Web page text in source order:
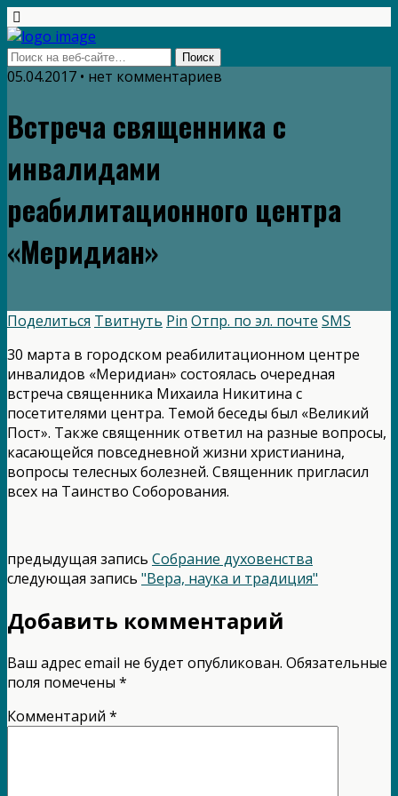
05.04.2017 • нет комментариев
Встреча священника с
инвалидами
реабилитационного центра
«Меридиан»
Поделиться Твитнуть Pin Отпр. по эл. почте SMS
30 марта в городском реабилитационном центре
инвалидов «Меридиан» состоялась очередная
встреча священника Михаила Никитина с
посетителями центра. Темой беседы был «Великий
Пост». Также священник ответил на разные вопросы,
касающейся повседневной жизни христианина,
вопросы телесных болезней. Священник пригласил
всех на Таинство Соборования.
предыдущая запись Собрание духовенства
следующая запись "Вера, наука и традиция"
Добавить комментарий
Ваш адрес email не будет опубликован. Обязательные
поля помечены *
Комментарий *